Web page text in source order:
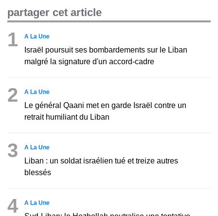
partager cet article
1 A La Une
Israël poursuit ses bombardements sur le Liban
malgré la signature d'un accord-cadre
2 A La Une
Le général Qaani met en garde Israël contre un
retrait humiliant du Liban
3 A La Une
Liban : un soldat israélien tué et treize autres
blessés
4 A La Une